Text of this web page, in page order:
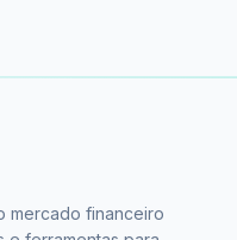
mercado financeiro